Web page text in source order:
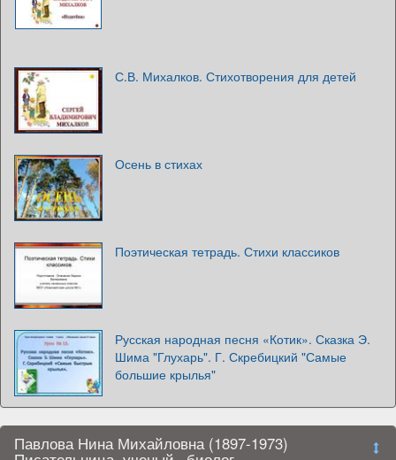
С.В. Михалков. Стихотворения для детей
Осень в стихах
Поэтическая тетрадь. Стихи классиков
Русская народная песня «Котик». Сказка Э.
Шима "Глухарь". Г. Скребицкий "Самые
большие крылья"
Павлова Нина Михайловна (1897-1973)